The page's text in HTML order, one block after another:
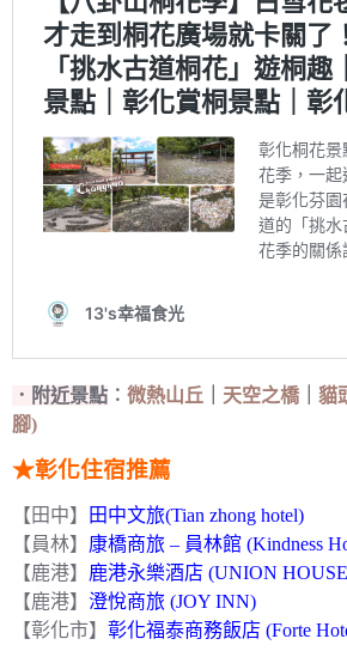
．附近景點 ︰ 微熱山丘 天空之橋
貓
腳)
★彰化住宿推薦
【田中】
田中文旅(Tian zhong hotel)
【員林】 康橋商旅 – 員林館 (Kindness
【鹿港】 鹿港永樂酒店 (UNION
【鹿港】 澄悅商旅 (JOY INN)
【彰化市】 彰化福泰商務飯店 (Forte